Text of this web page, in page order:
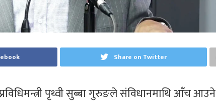
Share on Twitter
पृथ्वी सुब्बा गुरुङले संविधानमाथि आँच आउने